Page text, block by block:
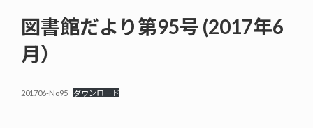
図書館だより第95号 (2017年6
月）
201706-No95 ダウンロード